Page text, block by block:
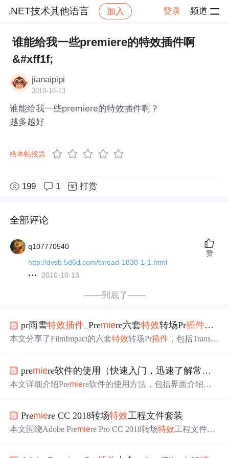
.NET技术其他语言 加入 登录 频道
社区 .NET技术其他语言 帖子详情
谁能给我一些premiere的特效插件啊
&#xff1f;
jianaipipi
2010-10-13
谁能给我一些premiere的特效插件啊？
越多越好
给本帖投票
199 1 打赏
全部评论
q107770540
http://dvsb.5d6d.com/thread-1830-1-1.html
2010-10-13
赞
——到底了——
pr雨雪特效插件 _Premiere六套特效转场Pr插件合集
本文分享了FilmImpact的六套特效转场Pr插件 ，包括Transiti
效果，如Flash、Roll、Blur、Chroma Leaks等，适合视频编
辑和后期制作。
premiere软件的使用（快速入门，迅速了解常用功能、常用快捷键、常用
本文详细介绍Premiere软件的使用方法，包括界面介绍、
能。Premiere CC 2018转场特效工程文件套装
本文围绕Adobe Premiere Pro CC 2018转场特效工程文件套